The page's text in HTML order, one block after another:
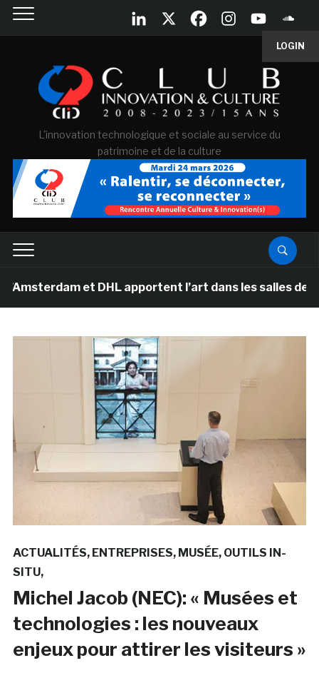
LOGIN
L'innovation technologique et sociale au service du
patrimoine et de la culture
et DHL apportent l’art dans les salles de classe
ACTUALITÉS ENTREPRISES MUSÉE OUTILS IN-
SITU
Michel Jacob (NEC): « Musées et
technologies : les nouveaux
enjeux pour attirer les visiteurs »